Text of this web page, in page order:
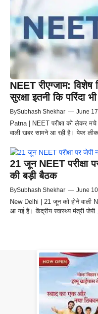
NEET रीएग्जाम: विशेष
सुरक्षा इतनी कि परिंदा
BySubhash Shekhar — June
Patna | NEET परीक्षा को लेकर
वाली खबर सामने आ रही है। पेपर
21 जून NEET परीक्षा
की बड़ी बैठक
BySubhash Shekhar — June
New Delhi | 21 जून को होने वाली
आ गई है। केंद्रीय स्वास्थ्य मंत्री जेपी